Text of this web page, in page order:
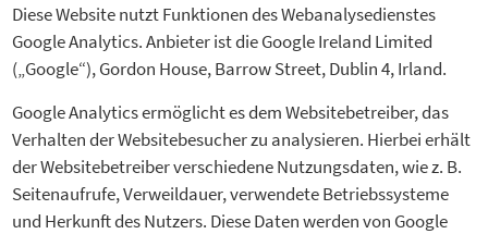
Diese Website nutzt Funktionen des Webanalysedienstes
Google Analytics. Anbieter ist die Google Ireland Limited
(„Google“), Gordon House, Barrow Street, Dublin 4, Irland.
Google Analytics ermöglicht es dem Websitebetreiber, das
Verhalten der Websitebesucher zu analysieren. Hierbei erhält
der Websitebetreiber verschiedene Nutzungsdaten, wie z. B.
Seitenaufrufe, Verweildauer, verwendete Betriebssysteme
und Herkunft des Nutzers. Diese Daten werden von Google